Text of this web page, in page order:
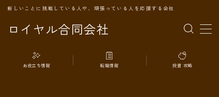
ロイヤル合同会社
新しいことに挑戦している人や、頑張っている人を応援する会社
MENU
TOPページ
お役立ち情報 転職情報 投資 攻略